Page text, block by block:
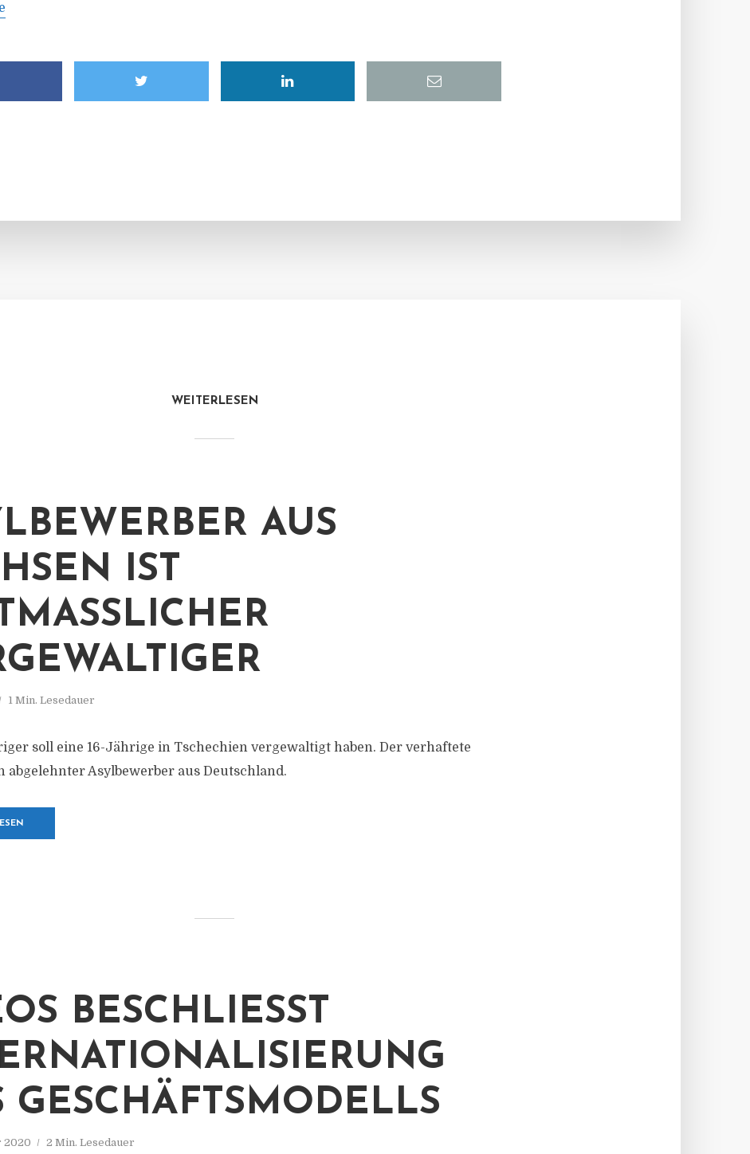
WEITERLESEN
AUS
IST
V
1 Min. Lesedauer
soll eine 16-Jährige in Tschechien vergewaltigt haben. Der verhaftete
abgelehnter Asylbewerber aus Deutschland.
BESCHLIESST I
D
2020 2 Min. Lesedauer